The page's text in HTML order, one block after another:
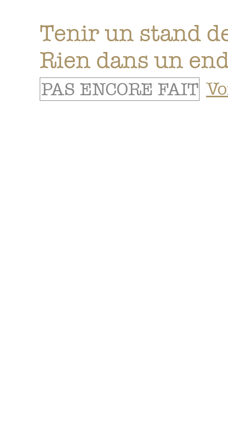
Tenir un stand
Rien dans un
PAS ENCORE FAIT